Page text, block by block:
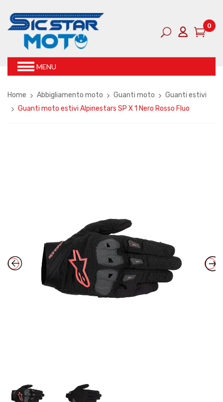
0
MENU
Home Abbigliamento moto Guanti moto
Guanti estivi
Guanti moto estivi Alpinestars SP X 1 Nero Rosso Fluo